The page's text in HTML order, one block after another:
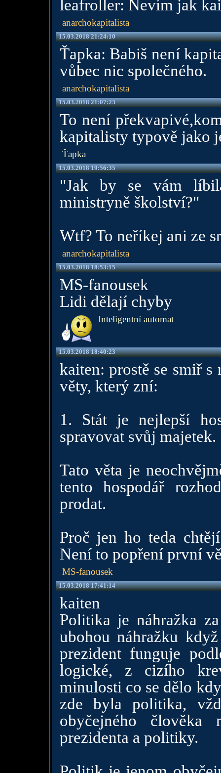
leafroller: Nevím jak
anarchokapitalista
15.03.2018 21:24:10
Ťapka: Babiš není
vůbec nic společného.
anarchokapitalista
15.03.2018 21:07:23
To není
kapitalisty typově jako
Ťapka
15.03.2018 19:56:35
"Jak by se vám
ministryně školství?"
Wtf? To neříkej ani ze
anarchokapitalista
15.03.2018 18:53:15
MS-fanousek
Lidi dělají chyby
Inteligentní automat
15.03.2018 18:40:23
kaiten: prostě se smiř s
věty, který zní:
1. Stát je nejlepší
spravovat svůj majetek.
Tato věta je
tento hospodář
prodat.
Proč jen ho teda
Není to popření první
MS-fanousek
15.03.2018 17:41:14
kaiten
Politika je náhražka
ubohou náhražku
prezident funguje
logické, z cizího
minulosti co se dělo
zde byla politika,
obyčejného člověka
prezidenta a politiky.